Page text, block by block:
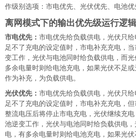
作级别选项：市电优先、光伏优先、电池优
离网模式下的输出优先级运行逻辑
市电优先： 市电优先给负载供电，光伏只
足不了充电的设定值时，市电补充充电，
变工作，光伏与电池同时给负载供电，而
多余电量时则给电池充电，如果光伏不足
作为补充，为负载供电。
光伏优先： 市电优先给负载供电，光伏只
足不了充电的设定值时，市电补充充电，
整流电压后将停止市电充电，光伏继续充
池逆变工作，光伏与电池同时给负载供电
电，有多余电量时则给电池充电，如果光